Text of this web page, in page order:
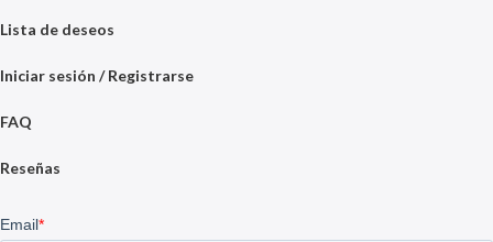
Lista de deseos
Iniciar sesión / Registrarse
FAQ
Reseñas